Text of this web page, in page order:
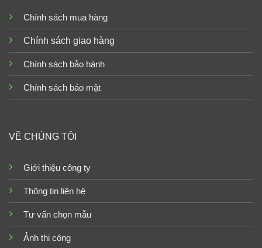
Chính sách mua hàng
Chính sách giao hàng
Chính sách bảo hành
Chính sách bảo mật
VỀ CHÚNG TÔI
Giới thiệu công ty
Thông tin liên hệ
Tư vấn chọn mẫu
Ảnh thi công